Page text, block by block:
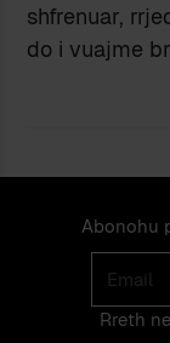
shfrenuar,
do i vuajme
Abonohu
Email
Rreth